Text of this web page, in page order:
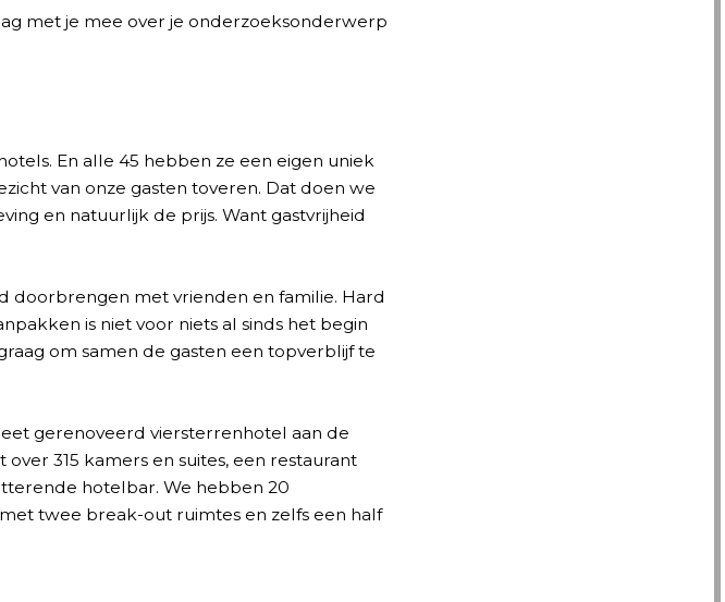
met je mee over je onderzoeksonderwerp
En alle 45 hebben ze een eigen uniek
van onze gasten toveren. Dat doen we
en natuurlijk de prijs. Want gastvrijheid
doorbrengen met vrienden en familie. Hard
is niet voor niets al sinds het begin
om samen de gasten een topverblijf te
gerenoveerd viersterrenhotel aan de
315 kamers en suites, een restaurant
hotelbar. We hebben 20
twee break-out ruimtes en zelfs een half